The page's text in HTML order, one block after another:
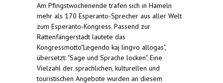
Am Pfingstwochenende trafen sich in Hameln
mehr als 170 Esperanto-Sprecher aus aller Welt
zum Esperanto-Kongress. Passend zur
Rattenfängerstadt lautete das
Kongressmotto"Legendo kaj lingvo allogas",
übersetzt: "Sage und Sprache locken". Eine
Vielzahl der sprachlichen, kulturellen und
touristischen Angebote wurden an diesem